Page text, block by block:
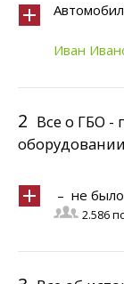
Иван
2 Все о ГБО -
– не
2.586